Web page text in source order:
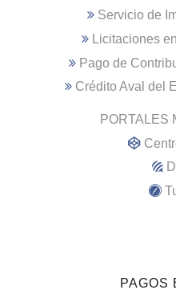
Servicio de
Licitaciones
Pago de
Crédito Aval del
PORTALES
PAGOS